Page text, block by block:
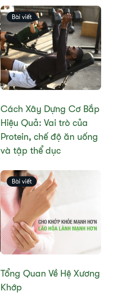
Bài viết
Cách Xây Dựng Cơ Bắp
Hiệu Quả: Vai trò của
Protein, chế độ ăn uống
và tập thể dục
Bài viết
​​Tổng Quan Về Hệ Xương
Khớp​